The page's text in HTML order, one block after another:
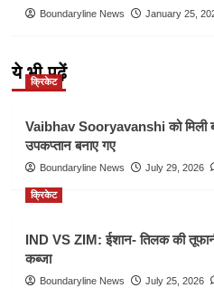
Boundaryline News January 25,
ये भी पढ़ें
क्रिकेट
Vaibhav Sooryavanshi को मिली
उपकप्तान बनाए गए
Boundaryline News July 29, 2026
क्रिकेट
IND VS ZIM: ईशान- तिलक की
कब्जा
Boundaryline News July 25, 2026